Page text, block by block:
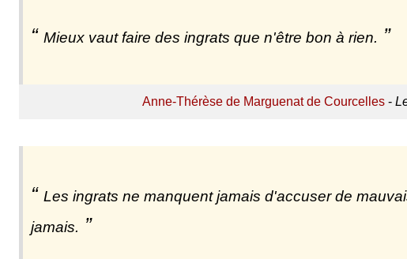
Mieux vaut faire des ingrats que n'être bon à rien.
Anne-Thérèse de Marguenat de Courcelles-
Les ingrats ne manquent jamais d'accuser de
jamais.